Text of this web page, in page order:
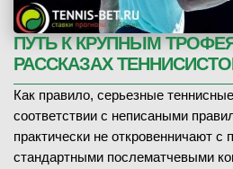
ПУТЬ К КРУПНЫМ
РАССКАЗАХ
Как правило, серьезные
соответствии с неписаными
практически не откровенничают с
стандартными послематчевыми